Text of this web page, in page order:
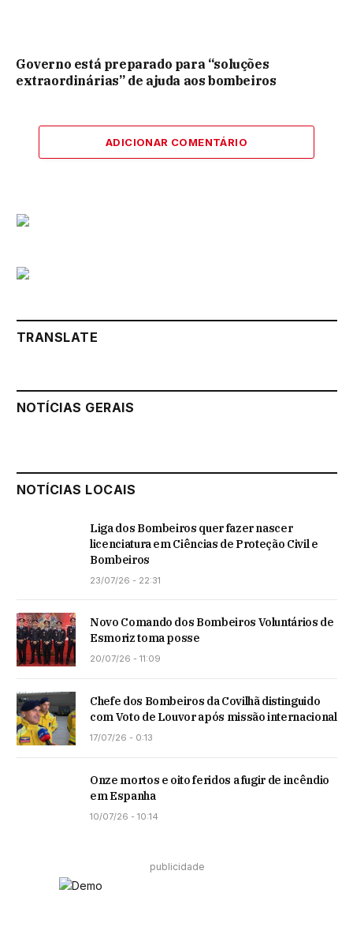
Governo está preparado para “soluções
extraordinárias” de ajuda aos bombeiros
ADICIONAR COMENTÁRIO
TRANSLATE
NOTÍCIAS GERAIS
NOTÍCIAS LOCAIS
Liga dos Bombeiros quer fazer nascer
licenciatura em Ciências de Proteção Civil e
Bombeiros
23/07/26 - 22:31
Novo Comando dos Bombeiros Voluntários de
Esmoriz toma posse
20/07/26 - 11:09
Chefe dos Bombeiros da Covilhã distinguido
com Voto de Louvor após missão internacional
17/07/26 - 0:13
Onze mortos e oito feridos a fugir de incêndio
em Espanha
10/07/26 - 10:14
publicidade